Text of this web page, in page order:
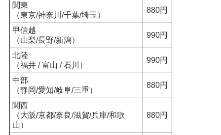
関東
（東京/神奈川/千葉/埼玉）
880円
甲信越
（山梨/長野/新潟）
990円
北陸
（福井 / 富山 / 石川）
990円
中部
（静岡/愛知/岐阜/三重）
880円
関西
（大阪/京都/奈良/滋賀/兵庫/和歌
山）
880円